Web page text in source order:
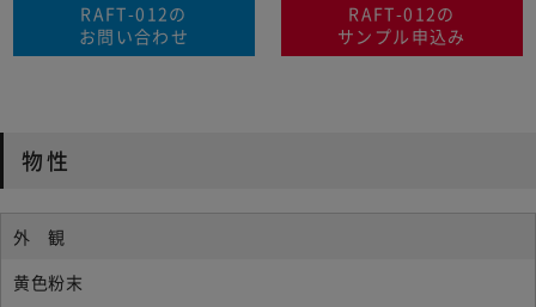
RAFT-012の
お問い合わせ
RAFT-012の
サンプル申込み
物性
外 観
黄色粉末